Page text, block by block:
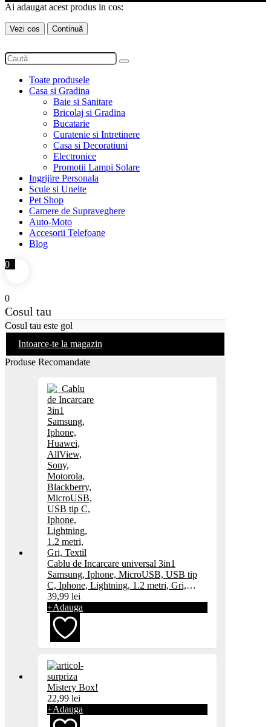
Ai adaugat acest produs in cos:
Vezi cos Continuă
Toate produsele
Casa si Gradina
Baie si Sanitare
Bricolaj si Gradina
Bucatarie
Curatenie si Intretinere
Casa si Decoratiuni
Electronice
Promotii Lampi Solare
Ingrijire Personala
Scule si Unelte
Pet Shop
Camere de Supraveghere
Auto-Moto
Accesorii Telefoane
Blog
0
0
Cosul tau
Cosul tau este gol
Intoarce-te la magazin
Produse Recomandate
Cablu de Incarcare universal 3in1
Samsung, Iphone, MicroUSB, USB tip
C, Iphone, Lightning, 1.2 metri, Gri,
Textil
39,99 lei
+Adauga
Adaugă
la
favorite
Mistery Box!
22,99 lei
+Adauga